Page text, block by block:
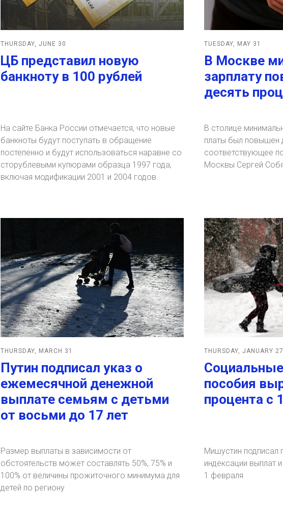
THURSDAY, JUNE 30
ЦБ представил новую
банкноту в 100 рублей
На сайте Банка России отмечается, что новые
банкноты будут поступать в обращение
постепенно и будут использоваться наравне со
сторублевыми купюрами образца 1997 года,
включая модификации 2001 и 2004 годов.
TUESDAY, MAY 31
В Москве
зарплату
десять
В столице
платы был повышен
соответствующее
Москвы Сергей
THURSDAY, MARCH 31
Путин подписал указ о
ежемесячной денежной
выплате семьям с детьми
от восьми до 17 лет
Размер выплаты в зависимости от
обстоятельств может составлять 50%, 75% и
100% от величины прожиточного минимума для
детей по региону
THURSDAY, JANUARY 27
пособия
процента с
Мишустин подписал
индексации выплат
1 февраля